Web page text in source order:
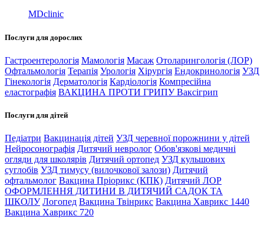
MDclinic
Послуги для дорослих
Гастроентерологія Мамологія Масаж Отоларингологія (ЛОР)
Офтальмологія Терапія Урологія Хірургія Ендокринологія УЗД
Гінекологія Дерматологія Кардіологія Компресійна
еластографія ВАКЦИНА ПРОТИ ГРИПУ Ваксігрип
Послуги для дітей
Педіатри Вакцинація дітей УЗД черевної порожнини у дітей
Нейросонографія Дитячий невролог Обов'язкові медичні
огляди для школярів Дитячий ортопед УЗД кульшових
суглобів УЗД тимусу (вилочкової залози) Дитячий
офтальмолог Вакцина Пріорикс (КПК) Дитячий ЛОР
ОФОРМЛЕННЯ ДИТИНИ В ДИТЯЧИЙ САДОК ТА
ШКОЛУ Логопед Вакцина Твінрикс Вакцина Хаврикс 1440
Вакцина Хаврикс 720